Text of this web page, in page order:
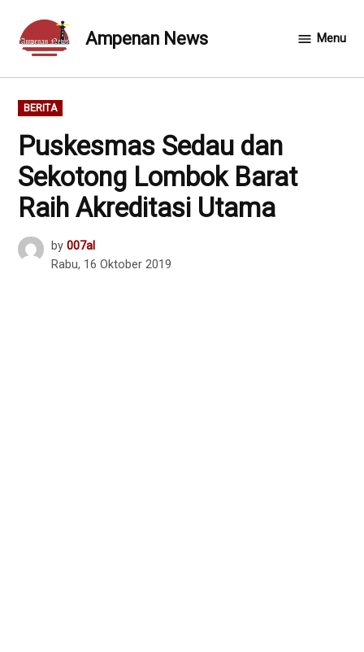
content
Ampenan News Menu
POSTED
IN
BERITA
Puskesmas Sedau dan
Sekotong Lombok Barat
Raih Akreditasi Utama
by 007al
Rabu, 16 Oktober 2019